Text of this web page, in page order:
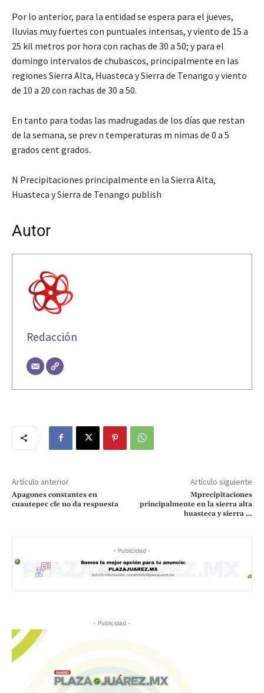
Por lo anterior, para la entidad se espera para el jueves,
lluvias muy fuertes con puntuales intensas, y viento de 15 a
25 kil metros por hora con rachas de 30 a 50; y para el
domingo intervalos de chubascos, principalmente en las
regiones Sierra Alta, Huasteca y Sierra de Tenango y viento
de 10 a 20 con rachas de 30 a 50.
En tanto para todas las madrugadas de los días que restan
de la semana, se prev n temperaturas m nimas de 0 a 5
grados cent grados.
N Precipitaciones principalmente en la Sierra Alta,
Huasteca y Sierra de Tenango publish
Autor
Redacción
Artículo anterior
Apagones constantes en
cuautepec cfe no da respuesta
Artículo siguiente
Mprecipitaciones
principalmente en la sierra alta
huasteca y sierra …
- Publicidad -
- Publicidad -